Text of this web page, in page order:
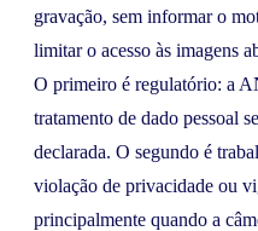
gravação, sem informar o
limitar o acesso às imagens
O primeiro é regulatório: a
tratamento de dado pessoal
declarada. O segundo é
violação de privacidade ou
principalmente quando a